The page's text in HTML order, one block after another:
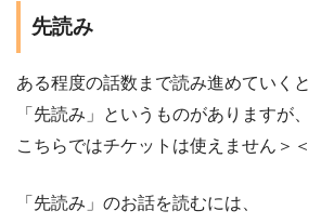
先読み
ある程度の話数まで読み進めていくと
「先読み」というものがありますが、
こちらではチケットは使えません＞＜
「先読み」のお話を読むには、